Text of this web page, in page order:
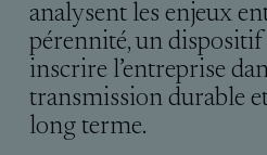
analysent les enjeux
pérennité, un
inscrire l’entreprise
transmission durable
long terme.